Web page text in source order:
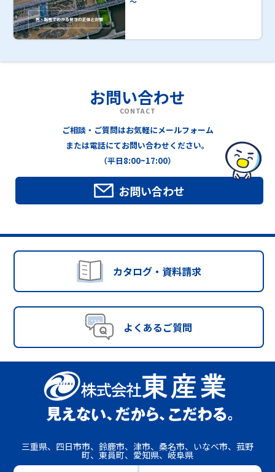
お問い合わせ
CONTACT
ご相談・ご質問はお気軽にメールフォーム
または電話にてお問い合わせください。
（平日8:00~17:00）
お問い合わせ
カタログ・資料請求
よくあるご質問
三重県、四日市市、鈴鹿市、津市、桑名市、いなべ市、菰野
町、東員町、愛知県、岐阜県